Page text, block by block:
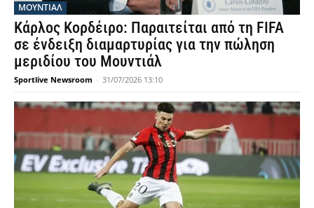
ΜΟΥΝΤΙΆΛ
Κάρλος Κορδέιρο: Παραιτείται από τη FIFA
σε ένδειξη διαμαρτυρίας για την πώληση
μεριδίου του Μουντιάλ
Sportlive Newsroom - 31/07/2026 13:10